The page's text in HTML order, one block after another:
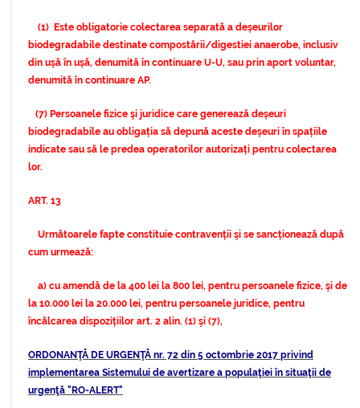
(1) Este obligatorie colectarea separată a deșeurilor
biodegradabile destinate compostării/digestiei anaerobe, inclusiv
din ușă în ușă, denumită în continuare U-U, sau prin aport voluntar,
denumită în continuare AP.
(7) Persoanele fizice şi juridice care generează deșeuri
biodegradabile au obligația să depună aceste deșeuri în spațiile
indicate sau să le predea operatorilor autorizați pentru colectarea
lor.
ART. 13
Următoarele fapte constituie contravenții şi se sancționează după
cum urmează:
a) cu amendă de la 400 lei la 800 lei, pentru persoanele fizice, şi de
la 10.000 lei la 20.000 lei, pentru persoanele juridice, pentru
încălcarea dispozițiilor art. 2 alin. (1) şi (7),
ORDONANŢĂ DE URGENŢĂ nr. 72 din 5 octombrie 2017 privind
implementarea Sistemului de avertizare a populaţiei în situaţii de
urgenţă "RO-ALERT"